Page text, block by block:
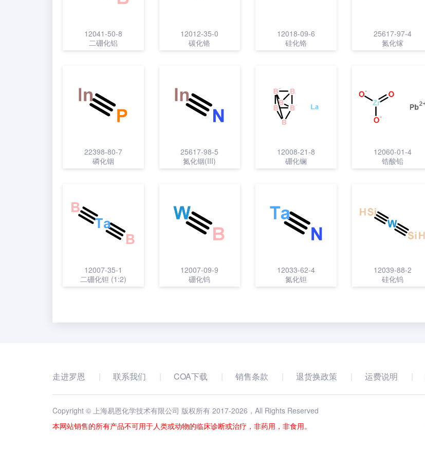
12041-50-8
二硼化铝
12012-35-0
碳化铬
12018-09-6
硅化铬
25617-97-4
氮化镓
22398-80-7
磷化铟
25617-98-5
氮化铟(III)
12008-21-8
硼化镧
12060-01-4
锆酸铅
12007-35-1
二硼化钽 (1:2)
12007-09-9
硼化钨
12033-62-4
氮化钽
12039-88-2
硅化钨
走进罗恩 联系我们 COA下载 销售条款 退货换政策 运费说明
Copyright © 上海易恩化学技术有限公司 版权所有 2017-2026 ，All Rights Reserved
本网站销售的所有产品不可用于人类或动物的临床诊断或治疗，非药用，非食用。